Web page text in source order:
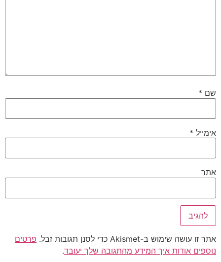
שם *
אימייל *
אתר
אתר זו עושה שימוש ב-Akismet כדי לסנן תגובות זבל.
פרטים
נוספים אודות איך המידע מהתגובה שלך יעובד.